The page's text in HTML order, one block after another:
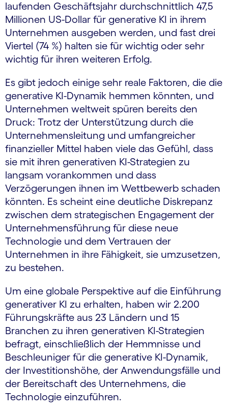
laufenden Geschäftsjahr durchschnittlich 47,5
Millionen US-Dollar für generative KI in ihrem
Unternehmen ausgeben werden, und fast drei
Viertel (74 %) halten sie für wichtig oder sehr
wichtig für ihren weiteren Erfolg.
Es gibt jedoch einige sehr reale Faktoren, die die
generative KI-Dynamik hemmen könnten, und
Unternehmen weltweit spüren bereits den
Druck: Trotz der Unterstützung durch die
Unternehmensleitung und umfangreicher
finanzieller Mittel haben viele das Gefühl, dass
sie mit ihren generativen KI-Strategien zu
langsam vorankommen und dass
Verzögerungen ihnen im Wettbewerb schaden
könnten. Es scheint eine deutliche Diskrepanz
zwischen dem strategischen Engagement der
Unternehmensführung für diese neue
Technologie und dem Vertrauen der
Unternehmen in ihre Fähigkeit, sie umzusetzen,
zu bestehen.
Um eine globale Perspektive auf die Einführung
generativer KI zu erhalten, haben wir 2.200
Führungskräfte aus 23 Ländern und 15
Branchen zu ihren generativen KI-Strategien
befragt, einschließlich der Hemmnisse und
Beschleuniger für die generative KI-Dynamik,
der Investitionshöhe, der Anwendungsfälle und
der Bereitschaft des Unternehmens, die
Technologie einzuführen.